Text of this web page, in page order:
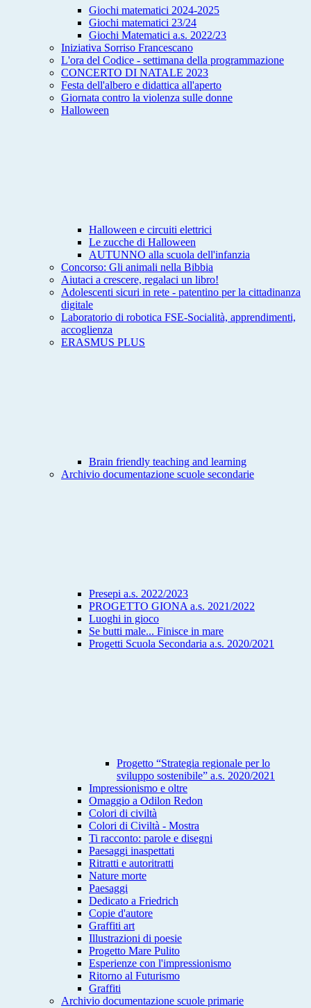
Giochi matematici 2024-2025
Giochi matematici 23/24
Giochi Matematici a.s. 2022/23
Iniziativa Sorriso Francescano
L'ora del Codice - settimana della programmazione
CONCERTO DI NATALE 2023
Festa dell'albero e didattica all'aperto
Giornata contro la violenza sulle donne
Halloween
Halloween e circuiti elettrici
Le zucche di Halloween
AUTUNNO alla scuola dell'infanzia
Concorso: Gli animali nella Bibbia
Aiutaci a crescere, regalaci un libro!
Adolescenti sicuri in rete - patentino per la cittadinanza
digitale
Laboratorio di robotica FSE-Socialità, apprendimenti,
accoglienza
ERASMUS PLUS
Brain friendly teaching and learning
Archivio documentazione scuole secondarie
Presepi a.s. 2022/2023
PROGETTO GIONA a.s. 2021/2022
Luoghi in gioco
Se butti male... Finisce in mare
Progetti Scuola Secondaria a.s. 2020/2021
Progetto “Strategia regionale per lo
sviluppo sostenibile” a.s. 2020/2021
Impressionismo e oltre
Omaggio a Odilon Redon
Colori di civiltà
Colori di Civiltà - Mostra
Ti racconto: parole e disegni
Paesaggi inaspettati
Ritratti e autoritratti
Nature morte
Paesaggi
Dedicato a Friedrich
Copie d'autore
Graffiti art
Illustrazioni di poesie
Progetto Mare Pulito
Esperienze con l'impressionismo
Ritorno al Futurismo
Graffiti
Archivio documentazione scuole primarie